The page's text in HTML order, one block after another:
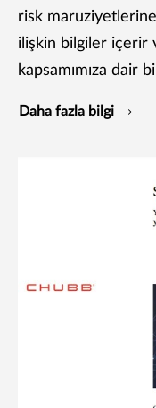
risk
ilişkin bilgiler içerir
kapsamımıza dair
Daha fazla bilgi